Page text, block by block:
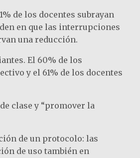
de los docentes subrayan
en que las interrupciones
una reducción.
El 60% de los
y el 61% de los docentes
clase y “promover la
de un protocolo: las
de uso también en